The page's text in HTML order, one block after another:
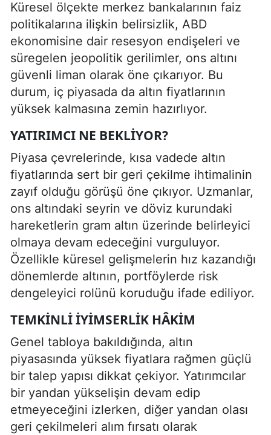
Küresel ölçekte merkez bankalarının faiz
politikalarına ilişkin belirsizlik, ABD
ekonomisine dair resesyon endişeleri ve
süregelen jeopolitik gerilimler, ons altını
güvenli liman olarak öne çıkarıyor. Bu
durum, iç piyasada da altın fiyatlarının
yüksek kalmasına zemin hazırlıyor.
YATIRIMCI NE BEKLIYOR?
Piyasa çevrelerinde, kısa vadede altın
fiyatlarında sert bir geri çekilme ihtimalinin
zayıf olduğu görüşü öne çıkıyor. Uzmanlar,
ons altındaki seyrin ve döviz kurundaki
hareketlerin gram altın üzerinde belirleyici
olmaya devam edeceğini vurguluyor.
Özellikle küresel gelişmelerin hız kazandığı
dönemlerde altının, portföylerde risk
dengeleyici rolünü koruduğu ifade ediliyor.
TEMKINLI IYIMSERLIK HÂKIM
Genel tabloya bakıldığında, altın
piyasasında yüksek fiyatlara rağmen güçlü
bir talep yapısı dikkat çekiyor. Yatırımcılar
bir yandan yükselişin devam edip
etmeyeceğini izlerken, diğer yandan olası
geri çekilmeleri alım fırsatı olarak